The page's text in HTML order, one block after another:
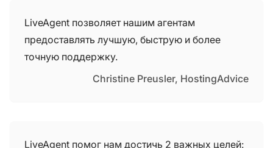
LiveAgent позволяет нашим агентам
предоставлять лучшую, быструю и более
точную поддержку.
Christine Preusler, HostingAdvice
LiveAgent помог нам достичь 2 важных целей: